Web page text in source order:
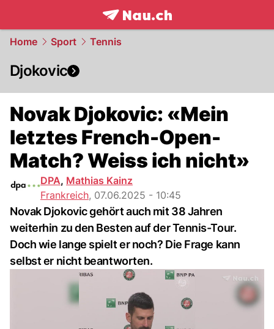
frontpage.NAU.ch
Home Sport Tennis
Djokovic
Novak Djokovic: «Mein
letztes French-Open-
Match? Weiss ich nicht»
DPA, Mathias Kainz
Frankreich, 07.06.2025 - 10:45
Novak Djokovic gehört auch mit 38 Jahren
weiterhin zu den Besten auf der Tennis-Tour.
Doch wie lange spielt er noch? Die Frage kann
selbst er nicht beantworten.